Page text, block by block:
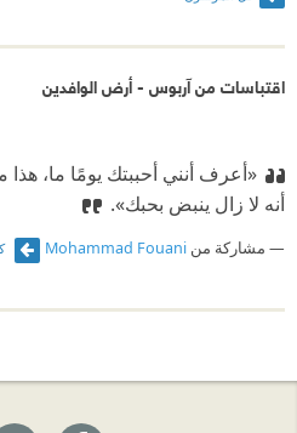
اقتباسات من آربوس - أرض الوافدين
«أعرف أنني أحببتك يومًا ما،
أنه لا زال ينبض بحبك».
مشاركة من Mohammad Fouani